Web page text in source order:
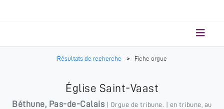
Résultats de recherche > Fiche orgue
Église Saint-Vaast
Béthune, Pas-de-Calais | Orgue de tribune. | en tribune, au